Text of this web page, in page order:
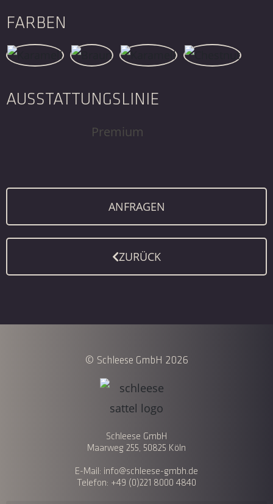
FARBEN
AUSSTATTUNGSLINIE
Premium
ANFRAGEN
ZURÜCK
© Schleese GmbH 2026
Schleese GmbH
Maarweg 255, 50825 Köln
E-Mail: info@schleese-gmbh.de
Telefon: +49 (0)221 8000 4840